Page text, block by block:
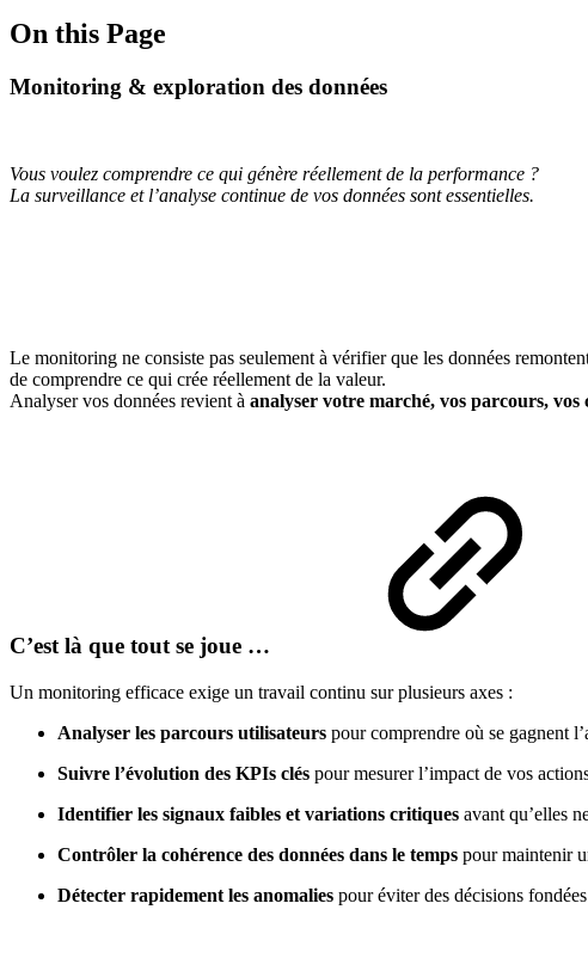
On this Page
Monitoring & exploration des données
Vous voulez comprendre ce qui génère réellement de la performance ?
La surveillance et l’analyse continue de vos données sont essentielles.
Le monitoring ne consiste pas seulement à vérifier que les données
de comprendre ce qui crée réellement de la valeur.
Analyser vos données revient à analyser votre marché, vos parcours, vos
C’est là que tout se joue …
Un monitoring efficace exige un travail continu sur plusieurs axes :
Analyser les parcours utilisateurs pour comprendre où se gagnent
Suivre l’évolution des KPIs clés pour mesurer l’impact de vos
Identifier les signaux faibles et variations critiques avant qu’elles
Contrôler la cohérence des données dans le temps pour maintenir
Détecter rapidement les anomalies pour éviter des décisions